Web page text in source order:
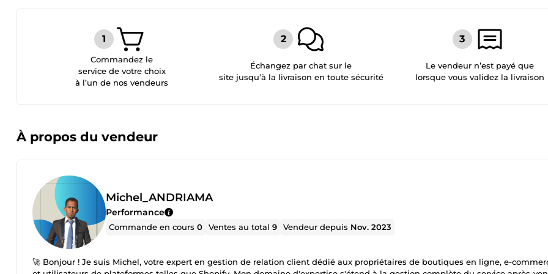
Commandez le
service de votre choix
à l’un de nos vendeurs
Échangez par chat sur le
site jusqu’à la livraison en toute sécurité
Le vendeur n’est payé que
lorsque vous validez la livraison
À propos du vendeur
Michel_ANDRIAMA
Performance
Commande en cours0 Ventes au total9 Vendeur depuis Nov. 2023
🚀 Bonjour ! Je suis Michel, votre expert en gestion de relation client dédié aux propriétaires de boutiques en ligne, e-